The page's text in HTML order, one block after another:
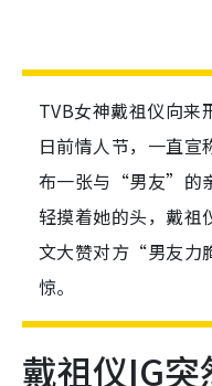
TVB女神戴祖仪向来
日前情人节，一直
布一张与“男友”的
轻摸着她的头，戴祖
文大赞对方“男友力
惊。
戴祖仪IG